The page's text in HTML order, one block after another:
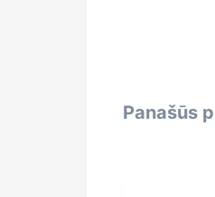
Panašūs